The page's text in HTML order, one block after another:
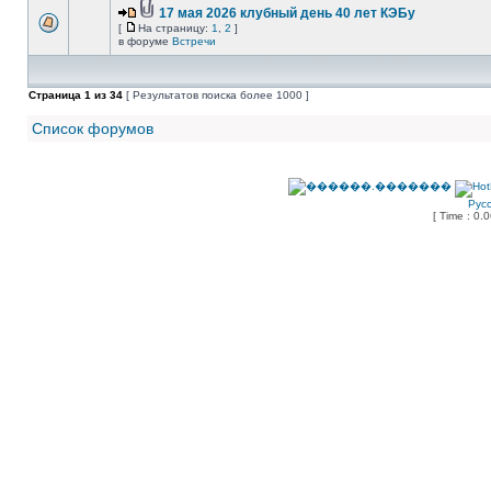
17 мая 2026 клубный день 40 лет КЭБу
[ На страницу: 1 2 ]
в форуме Встречи
Страница 1 из 34 [ Результатов поиска более 1000 ]
Список форумов
[ Time :